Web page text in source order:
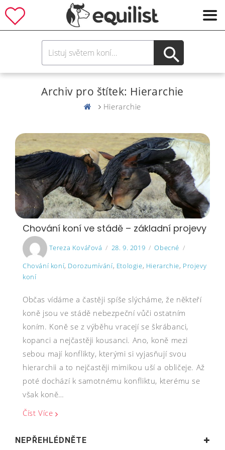
Archiv pro štítek: Hierarchie
Hierarchie
Chování koní ve stádě – základní projevy
Tereza Kovářová
on
28. 9. 2019
Obecné
Chování koní, Dorozumívání, Etologie, Hierarchie, Projevy
koní
Občas vídáme a častěji spíše slýcháme, že někteří
koně jsou ve stádě nebezpeční vůči ostatním
koním. Koně se z výběhu vracejí se škrábanci,
kopanci a nejčastěji kousanci. Ano, koně mezi
sebou mají konflikty, kterými si vyjasňují svou
hierarchii a to nejčastěji mimikou uší a obličeje. Až
poté dochází k samotnému konfliktu, kterému se
však koně…
Číst Více
NEPŘEHLÉDNĚTE